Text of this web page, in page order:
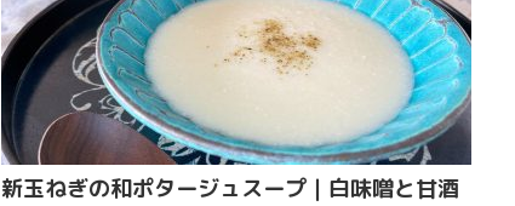
新玉ねぎの和ポタージュスープ｜白味噌と甘酒